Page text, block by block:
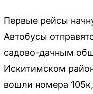
Первые рейсы
Автобусы
садово-дачным
Искитимском
вошли номера 105к,